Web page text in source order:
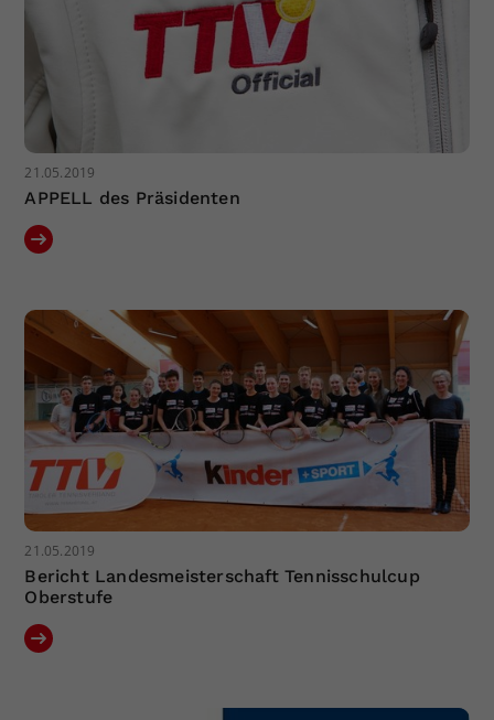
21.05.2019
APPELL des Präsidenten
21.05.2019
Bericht Landesmeisterschaft Tennisschulcup
Oberstufe